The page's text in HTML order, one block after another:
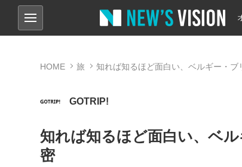
HOME 旅 知れば知るほど面白い、ベルギー・
GOTRIP!
知れば知るほど面白い、ベ
密